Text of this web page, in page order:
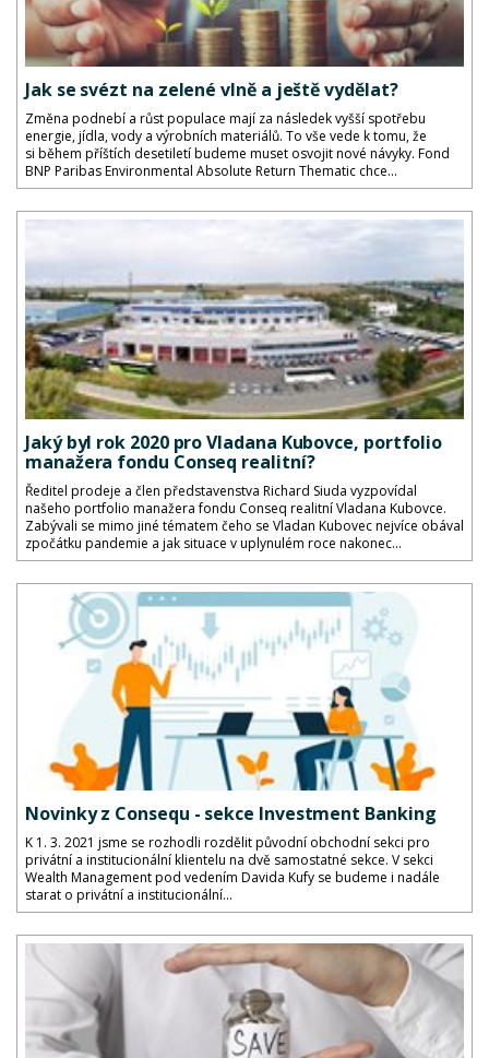
Jak se svézt na zelené vlně a ještě vydělat?
Změna podnebí a růst populace mají za následek vyšší spotřebu
energie, jídla, vody a výrobních materiálů. To vše vede k tomu, že
si během příštích desetiletí budeme muset osvojit nové návyky. Fond
BNP Paribas Environmental Absolute Return Thematic chce...
Jaký byl rok 2020 pro Vladana Kubovce, portfolio
manažera fondu Conseq realitní?
Ředitel prodeje a člen představenstva Richard Siuda vyzpovídal
našeho portfolio manažera fondu Conseq realitní Vladana Kubovce.
Zabývali se mimo jiné tématem čeho se Vladan Kubovec nejvíce obával
zpočátku pandemie a jak situace v uplynulém roce nakonec...
Novinky z Consequ - sekce Investment Banking
K 1. 3. 2021 jsme se rozhodli rozdělit původní obchodní sekci pro
privátní a institucionální klientelu na dvě samostatné sekce. V sekci
Wealth Management pod vedením Davida Kufy se budeme i nadále
starat o privátní a institucionální...